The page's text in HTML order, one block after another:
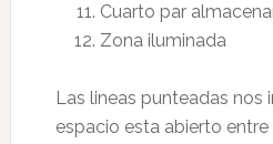
Cuarto par
Zona iluminada
Las lineas punteadas nos
espacio esta abierto